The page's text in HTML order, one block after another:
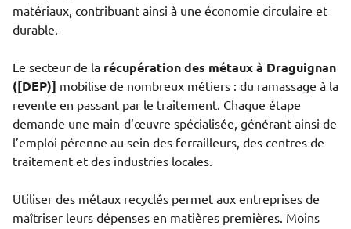
matériaux, contribuant ainsi à une économie circulaire et
durable.
Le secteur de la récupération des métaux à Draguignan
([DEP)] mobilise de nombreux métiers : du ramassage à la
revente en passant par le traitement. Chaque étape
demande une main-d’œuvre spécialisée, générant ainsi de
l’emploi pérenne au sein des ferrailleurs, des centres de
traitement et des industries locales.
Utiliser des métaux recyclés permet aux entreprises de
maîtriser leurs dépenses en matières premières. Moins